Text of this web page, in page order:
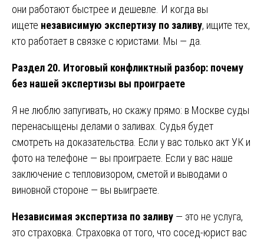
они работают быстрее и дешевле. И когда вы
ищете независимую экспертизу по заливу, ищите тех,
кто работает в связке с юристами. Мы — да.
Раздел 20. Итоговый конфликтный разбор: почему
без нашей экспертизы вы проиграете
Я не люблю запугивать, но скажу прямо: в Москве суды
перенасыщены делами о заливах. Судья будет
смотреть на доказательства. Если у вас только акт УК и
фото на телефоне — вы проиграете. Если у вас наше
заключение с тепловизором, сметой и выводами о
виновной стороне — вы выиграете.
Независимая экспертиза по заливу — это не услуга,
это страховка. Страховка от того, что сосед-юрист вас